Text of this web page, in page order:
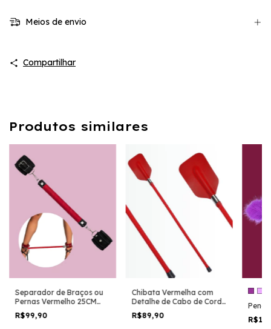
Meios de envio
Compartilhar
Produtos similares
Separador de Braços ou
Pernas Vermelho 25CM
06266
R$99,90
Chibata Vermelha com
Detalhe de Cabo de Corda
DX1300VM
R$89,90
Pena